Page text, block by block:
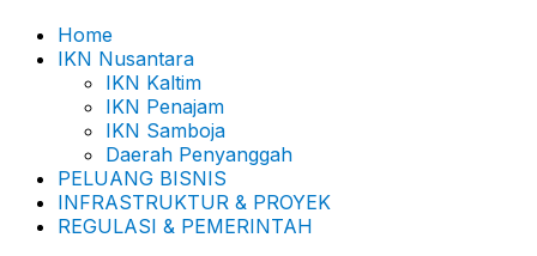
Home
IKN Nusantara
IKN Kaltim
IKN Penajam
IKN Samboja
Daerah Penyanggah
PELUANG BISNIS
INFRASTRUKTUR & PROYEK
REGULASI & PEMERINTAH